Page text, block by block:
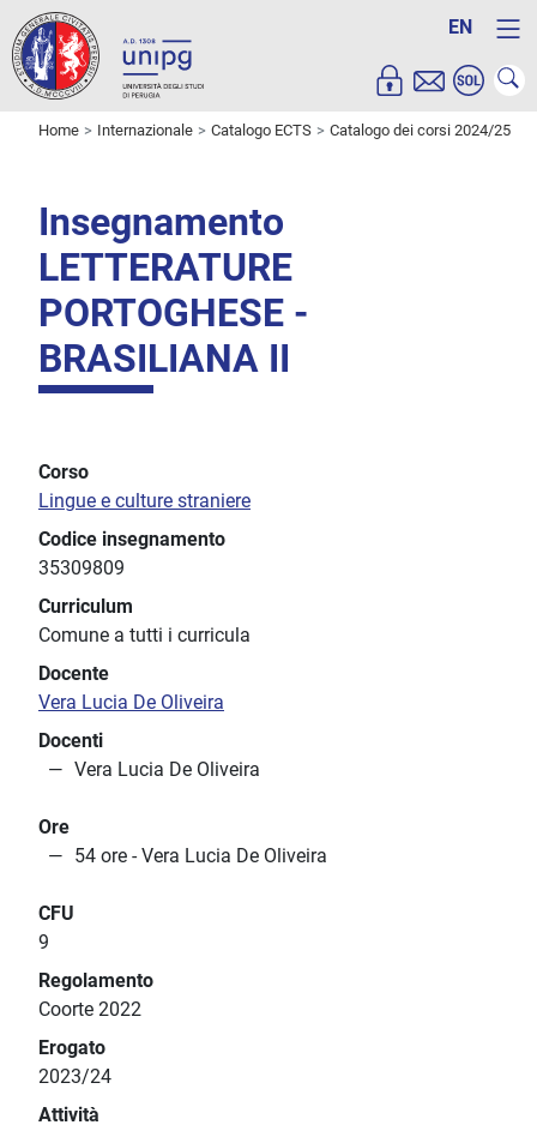
EN
Home Internazionale Catalogo ECTS Catalogo dei corsi 2024/25
Insegnamento
LETTERATURE
PORTOGHESE -
BRASILIANA II
Corso
Lingue e culture straniere
Codice insegnamento
35309809
Curriculum
Comune a tutti i curricula
Docente
Vera Lucia De Oliveira
Docenti
Vera Lucia De Oliveira
Ore
54 ore - Vera Lucia De Oliveira
CFU
9
Regolamento
Coorte 2022
Erogato
2023/24
Attività